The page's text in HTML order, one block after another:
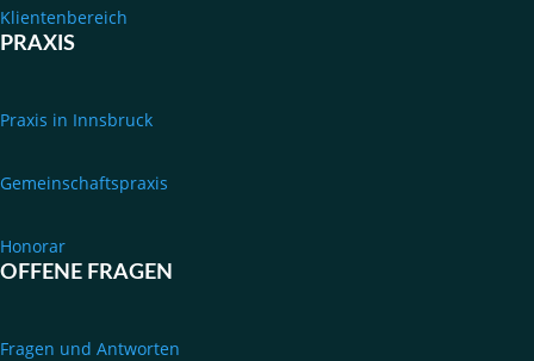
Klientenbereich
PRAXIS
Praxis in Innsbruck
Gemeinschaftspraxis
Honorar
OFFENE FRAGEN
Fragen und Antworten